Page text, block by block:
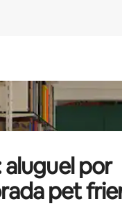
aluguel por
pet